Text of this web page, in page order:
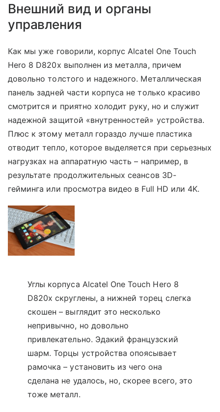
Внешний вид и органы
управления
Как мы уже говорили, корпус Alcatel One Touch
Hero 8 D820x выполнен из металла, причем
довольно толстого и надежного. Металлическая
панель задней части корпуса не только красиво
смотрится и приятно холодит руку, но и служит
надежной защитой «внутренностей» устройства.
Плюс к этому металл гораздо лучше пластика
отводит тепло, которое выделяется при серьезных
нагрузках на аппаратную часть – например, в
результате продолжительных сеансов 3D-
гейминга или просмотра видео в Full HD или 4K.
Углы корпуса Alcatel One Touch Hero 8
D820x скруглены, а нижней торец слегка
скошен – выглядит это несколько
непривычно, но довольно
привлекательно. Эдакий французский
шарм. Торцы устройства опоясывает
рамочка – установить из чего она
сделана не удалось, но, скорее всего, это
тоже металл.